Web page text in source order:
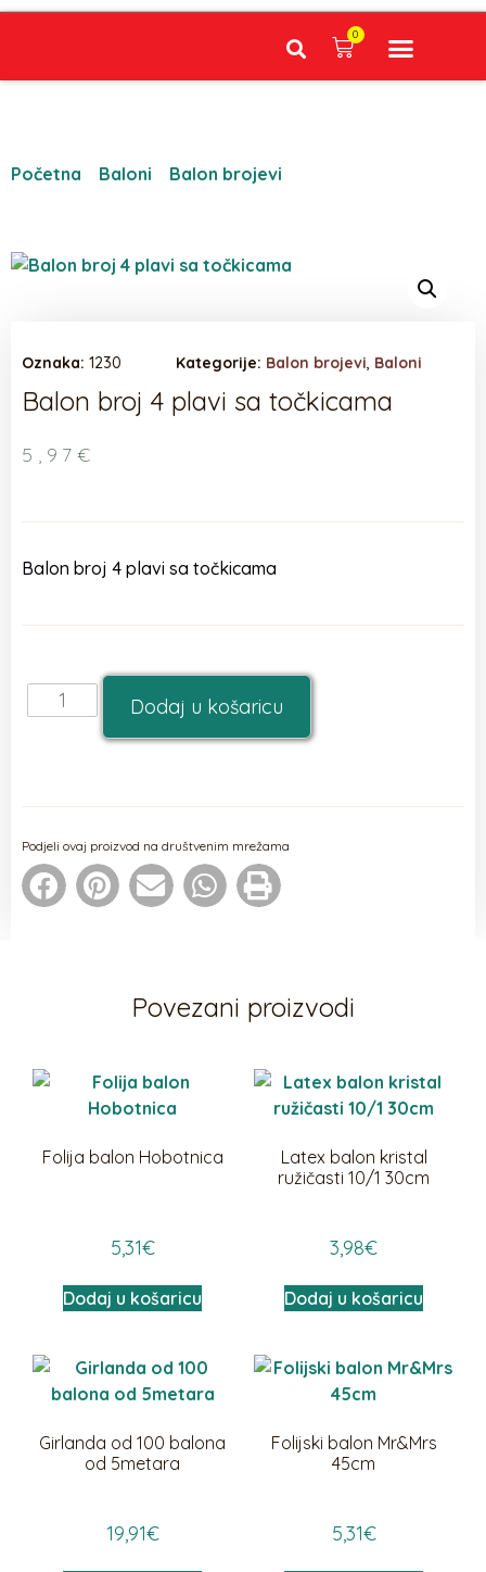
0
Početna Baloni Balon brojevi
Oznaka: 1230 Kategorije: Balon brojevi Baloni
Balon broj 4 plavi sa točkicama
5,97 €
Balon broj 4 plavi sa točkicama
Dodaj u košaricu
Podjeli ovaj proizvod na društvenim mrežama
Povezani proizvodi
Folija balon Hobotnica
5,31€
Dodaj u košaricu
Latex balon kristal
ružičasti 10/1 30cm
3,98€
Dodaj u košaricu
Girlanda od 100 balona
od 5metara
19,91€
Folijski balon Mr&Mrs
45cm
5,31€